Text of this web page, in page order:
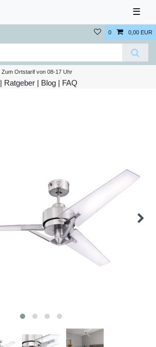
☰
0 0,00 EUR
Zum Ortstarif von 08-17 Uhr
| Ratgeber | Blog | FAQ